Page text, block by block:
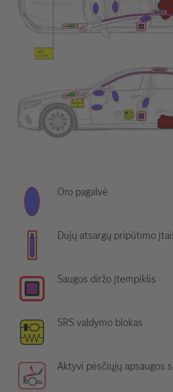
Oro pagalvė
Dujų atsargų pripūtimo
Saugos diržo įtempiklis
SRS valdymo blokas
Aktyvi pėsčiųjų apsaugos